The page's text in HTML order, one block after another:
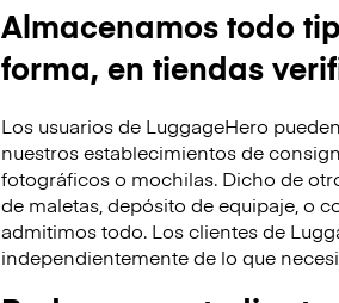
Almacenamos todo
forma, en tiendas
Los usuarios de LuggageHero
nuestros establecimientos de
fotográficos o mochilas. Dicho de
de maletas, depósito de equipaje, o
admitimos todo. Los clientes de
independientemente de lo que